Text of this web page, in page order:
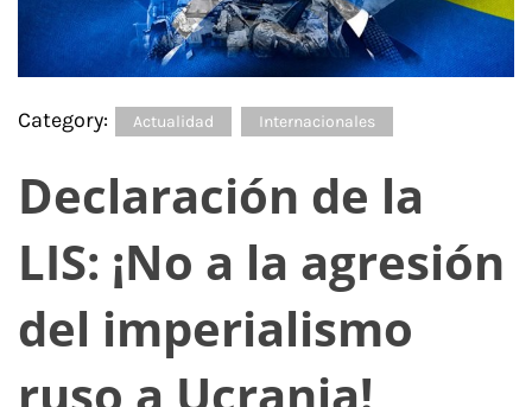
Category: Actualidad Internacionales
Declaración de la
LIS: ¡No a la agresión
del imperialismo